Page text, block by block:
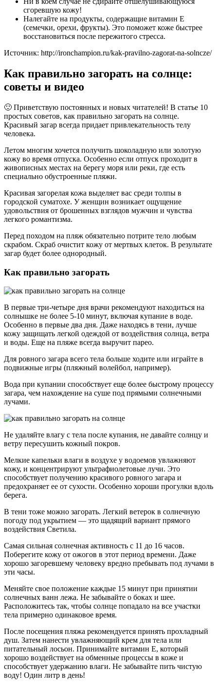
сгоревшую кожу!
Налегайте на продукты, содержащие витамин Е
(семечки, орехи, фрукты). Это поможет коже быстрее
восстановиться после пережитого стресса.
Источник: http://ironchampion.ru/kak-pravilno-zagorat-na-solncze/
Как правильно загорать на солнце:
советы и видео
🙂 Приветствую постоянных и новых читателей! В статье 10
простых советов, как правильно загорать на солнце.
Красивый загар всегда придает привлекательность телу
человека.
Летом многим хочется получить шоколадную или золотую
кожу во время отпуска. Особенно если отпуск проходит в
живописных местах на берегу моря или реки, где есть
специально обустроенные пляжи.
Красивая загорелая кожа выделяет вас среди толпы в
городской суматохе. У женщин возникает ощущение
удовольствия от брошенных взглядов мужчин и чувства
легкого романтизма.
Перед походом на пляж обязательно потрите тело любым
скрабом. Скраб очистит кожу от мертвых клеток. В результате
загар будет более однородный.
Как правильно загорать
В первые три-четыре дня врачи рекомендуют находиться на
солнышке не более 5-10 минут, включая купание в воде.
Особенно в первые два дня. Даже находясь в тени, лучше
кожу защищать легкой одеждой от воздействия солнца, ветра
и воды. Еще на пляже всегда выручит парео.
Для ровного загара всего тела больше ходите или играйте в
подвижные игры (пляжный волейбол, например).
Вода при купании способствует еще более быстрому процессу
загара, чем нахождение на суше под прямыми солнечными
лучами.
Не удаляйте влагу с тела после купания, не давайте солнцу и
ветру пересушить кожный покров.
Мелкие капельки влаги в воздухе у водоемов увлажняют
кожу, и концентрируют ультрафиолетовые лучи. Это
способствует получению красивого ровного загара и
предохраняет ее от сухости. Особенно хороши прогулки вдоль
берега.
В тени тоже можно загорать. Легкий ветерок в солнечную
погоду под укрытием — это щадящий вариант прямого
воздействия Светила.
Самая сильная солнечная активность с 11 до 16 часов.
Поберегите кожу от ожогов в этот период времени. Даже
хорошо загоревшему человеку вредно пребывать под лучами в
эти часы.
Меняйте свое положение каждые 15 минут при принятии
солнечных ванн лежа. Не забывайте о боках и шее.
Расположитесь так, чтобы солнце попадало на все участки
тела примерно одинаковое время.
После посещения пляжа рекомендуется принять прохладный
душ. Затем нанести увлажняющий крем для тела или
питательный лосьон. Принимайте витамин Е, который
хорошо воздействует на обменные процессы в коже и
способствует удержанию влаги. Не забывайте пить чистую
воду! Один литр в день!